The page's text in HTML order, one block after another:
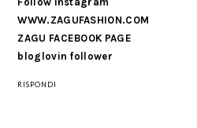
WWW.ZAGUFASHION.COM
ZAGU FACEBOOK PAGE
bloglovin follower
RISPONDI